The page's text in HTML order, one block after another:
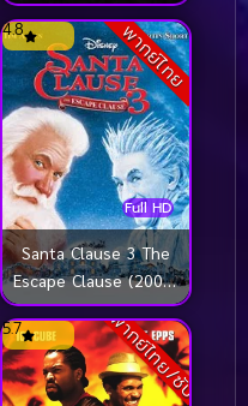
(2019)
พากย์ไทย
Full HD
4.8
Santa Clause 3 The
Escape Clause (2006)
ซานตาคลอส 3
อิทธิฤทธิ์ปีศาจ
คริสต์มาสพากย์ไทย/ซับ
5.7